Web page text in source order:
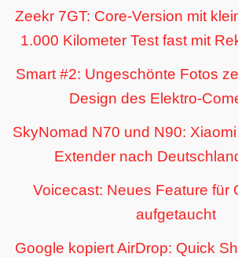
Zeekr 7GT: Core-Version mit
1.000 Kilometer Test fast mit
Smart #2: Ungeschönte Fotos
Design des Elektro-
SkyNomad N70 und N90:
Extender nach
Voicecast: Neues Feature für
aufgetaucht
Google kopiert AirDrop: Quick